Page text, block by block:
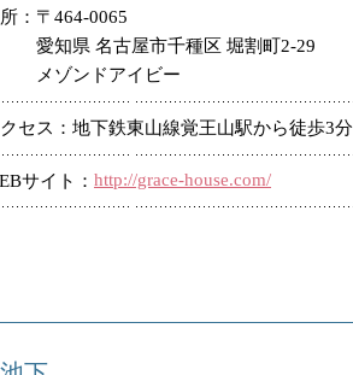
〒464-0065
愛知県 名古屋市千種区 堀割町2-29
メゾンドアイビー
セス 地下鉄東山線覚王山駅から徒歩3分
サイト http://grace-house.com/